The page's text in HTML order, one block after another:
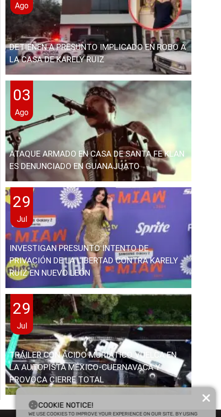
Ago
DETIENEN A PRESUNTO IMPLICADO EN ROBO A
LA CASA DE KARELY RUIZ
03
Ago
ATAQUE ARMADO EN CASA DE SANTA FE KLAN
ES DENUNCIADO EN GUANAJUATO
29
Jul
INVESTIGAN PRESUNTO INTENTO DE
PRIVACIÓN DE LA LIBERTAD CONTRA KARELY
RUIZ EN NUEVO LEÓN
29
Jul
TRÁILER CON ÁCIDO MURIÁTICO VUELCA EN
LA AUTOPISTA MÉXICO-CUERNAVACA Y
PROVOCA CIERRE TOTAL
COOKIE NOTICE!
WE USE COOKIES TO IMPROVE YOUR EXPERIENCE ON OUR SITE. BY USING